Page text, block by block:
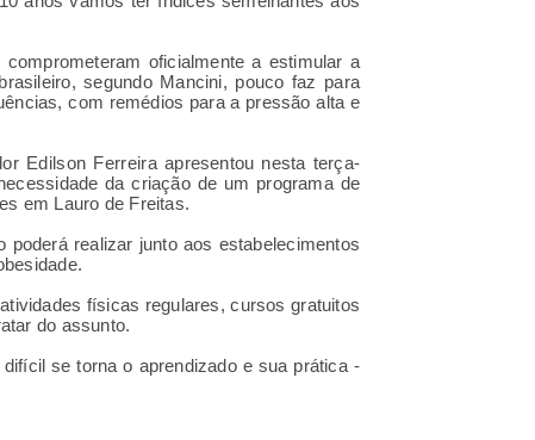
oficialmente a estimular a
segundo Mancini, pouco faz para
com remédios para a pressão alta e
Edilson Ferreiraapresentou nesta terça-
da criação de um programa de
em Lauro de Freitas.
realizar junto aos estabelecimentos
físicas regulares, cursos gratuitos
do assunto.
se torna o aprendizado e sua prática -